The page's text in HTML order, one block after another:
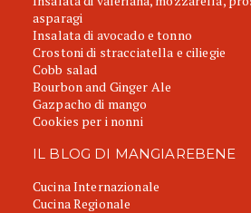
asparagi
Insalata di avocado e tonno
Crostoni di stracciatella e ciliegie
Cobb salad
Bourbon and Ginger Ale
Gazpacho di mango
Cookies per i nonni
IL BLOG DI MANGIAREBENE
Cucina Internazionale
Cucina Regionale